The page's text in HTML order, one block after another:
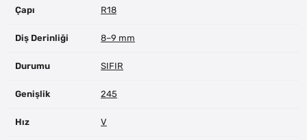
Çapı R18
Diş Derinliği 8–9 mm
Durumu SIFIR
Genişlik 245
Hız V